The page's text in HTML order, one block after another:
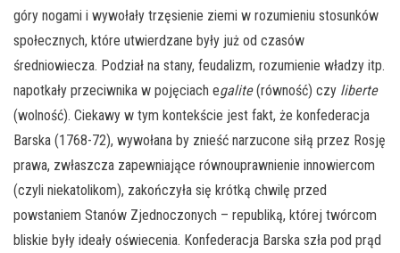
góry nogami i wywołały trzęsienie ziemi w rozumieniu stosunków
społecznych, które utwierdzane były już od czasów
średniowiecza. Podział na stany, feudalizm, rozumienie władzy itp.
napotkały przeciwnika w pojęciach egalite(równość) czy liberte
(wolność). Ciekawy w tym kontekście jest fakt, że konfederacja
Barska (1768-72), wywołana by znieść narzucone siłą przez Rosję
prawa, zwłaszcza zapewniające równouprawnienie innowiercom
(czyli niekatolikom), zakończyła się krótką chwilę przed
powstaniem Stanów Zjednoczonych – republiką, której twórcom
bliskie były ideały oświecenia. Konfederacja Barska szła pod prąd